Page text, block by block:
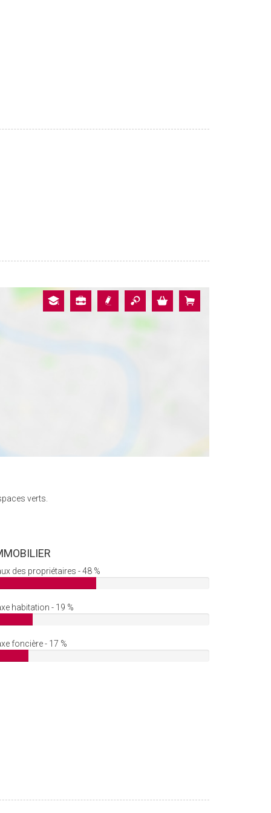
verts.
des propriétaires - 48 %
habitation - 19 %
foncière - 17 %